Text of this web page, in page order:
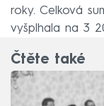
roky. Celková
vyšplhala na 3
Čtěte také